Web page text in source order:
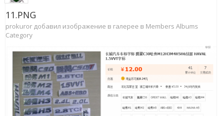
11.PNG
prokuror добавил изображение в галерее в Members Albums
Category